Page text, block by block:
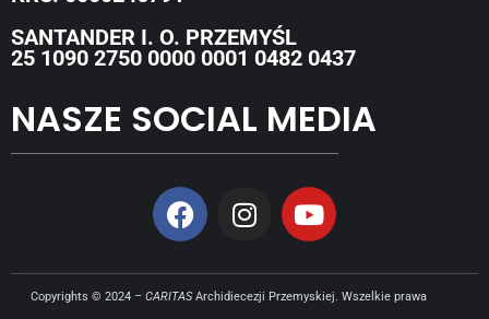
SANTANDER I. O. PRZEMYŚL
25 1090 2750 0000 0001 0482 0437
NASZE SOCIAL MEDIA
Copyrights © 2024 – CARITASArchidiecezji Przemyskiej. Wszelkie prawa